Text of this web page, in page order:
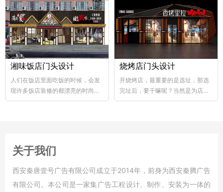
湘味饭店门头设计
人们在饭店里面吃饭的时候，会发
现许多饭店装修的都漂亮的时尚，
好的饭店装修，也能够...
烧烤店门头设计
开烧烤店，最重要的是选址，那选
完址后，要干嘛呢？当然是为店铺
装修了，要知道烧烤店的装修...
关于我们
西安秦唐壹号广告有限公司成立于2014年，前身为西安秦腾广告
有限公司。本公司是一家集广告工程设计、制作、安装为一体的